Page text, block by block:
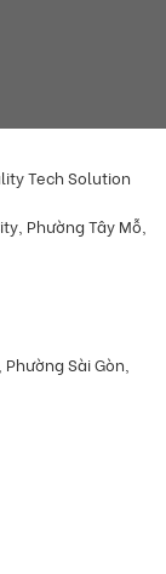
Tech Solution
Phường Tây Mỗ,
Sài Gòn,